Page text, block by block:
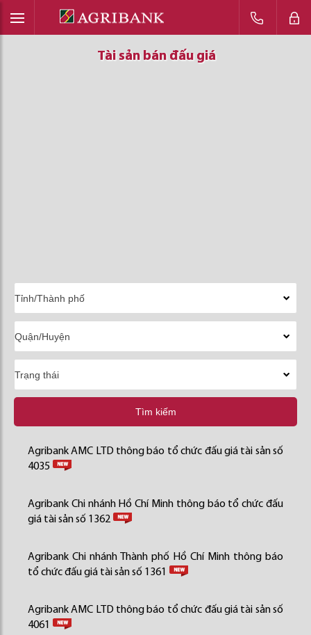
Tài sản bán đấu giá
Tài sản bán đấu giá
Tài sản bán đấu giá
Tìm kiếm
Agribank AMC LTD thông báo tổ chức đấu giá tài sản số
4035
Agribank Chi nhánh Hồ Chí Minh thông báo tổ chức đấu
giá tài sản số 1362
Agribank Chi nhánh Thành phố Hồ Chí Minh thông báo
tổ chức đấu giá tài sản số 1361
Agribank AMC LTD thông báo tổ chức đấu giá tài sản số
4061